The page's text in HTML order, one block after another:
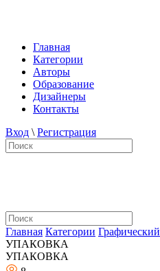
Главная
Категории
Авторы
Образование
Дизайнеры
Контакты
Вход \ Регистрация
Главная Категории Графический
УПАКОВКА
УПАКОВКА